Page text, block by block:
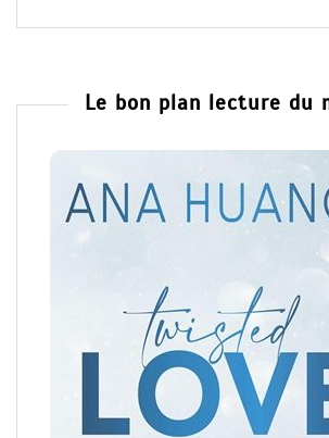
Le bon plan lecture du